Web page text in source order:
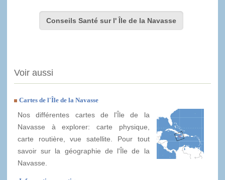
Conseils Santé sur l' Île de la Navasse
Voir aussi
Cartes de l'Île de la Navasse
Nos différentes cartes de l'Île de la
Navasse à explorer: carte physique,
carte routière, vue satellite. Pour tout
savoir sur la géographie de l'Île de la
Navasse.